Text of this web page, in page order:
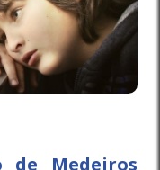
de Medeiros